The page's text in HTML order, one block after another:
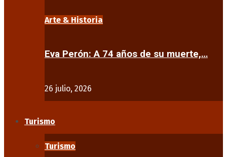
Arte & Historia
Eva Perón: A 74 años de su muerte,…
26 julio, 2026
Turismo
Turismo